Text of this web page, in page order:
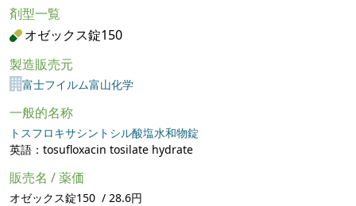
剤型一覧
オゼックス錠150
製造販売元
富士フイルム富山化学
一般的名称
トスフロキサシントシル酸塩水和物錠
英語：tosufloxacin tosilate hydrate
販売名 / 薬価
オゼックス錠150 / 28.6円